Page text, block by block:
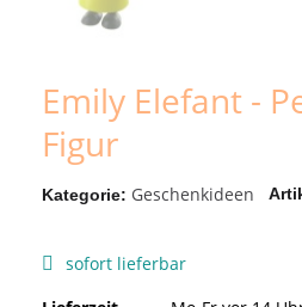
Emily Elefant -
Figur
Kategorie Geschenkideen
sofort lieferbar